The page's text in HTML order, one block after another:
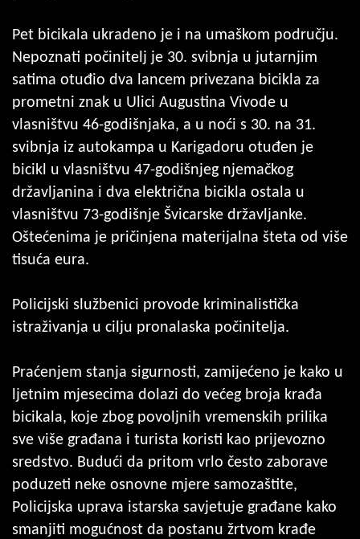
Pet bicikala ukradeno je i na umaškom području.
Nepoznati počinitelj je 30. svibnja u jutarnjim
satima otuđio dva lancem privezana bicikla za
prometni znak u Ulici Augustina Vivode u
vlasništvu 46-godišnjaka, a u noći s 30. na 31.
svibnja iz autokampa u Karigadoru otuđen je
bicikl u vlasništvu 47-godišnjeg njemačkog
državljanina i dva električna bicikla ostala u
vlasništvu 73-godišnje Švicarske državljanke.
Oštećenima je pričinjena materijalna šteta od više
tisuća eura.
Policijski službenici provode kriminalistička
istraživanja u cilju pronalaska počinitelja.
Praćenjem stanja sigurnosti, zamijećeno je kako u
ljetnim mjesecima dolazi do većeg broja krađa
bicikala, koje zbog povoljnih vremenskih prilika
sve više građana i turista koristi kao prijevozno
sredstvo. Budući da pritom vrlo često zaborave
poduzeti neke osnovne mjere samozaštite,
Policijska uprava istarska savjetuje građane kako
smanjiti mogućnost da postanu žrtvom krađe